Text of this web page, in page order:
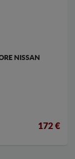
NISSAN
172 €